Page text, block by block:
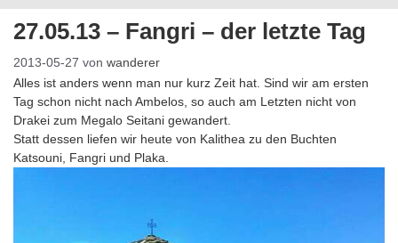
27.05.13 – Fangri – der letzte Tag
2013-05-27 von wanderer
Alles ist anders wenn man nur kurz Zeit hat. Sind wir am ersten
Tag schon nicht nach Ambelos, so auch am Letzten nicht von
Drakei zum Megalo Seitani gewandert.
Statt dessen liefen wir heute von Kalithea zu den Buchten
Katsouni, Fangri und Plaka.